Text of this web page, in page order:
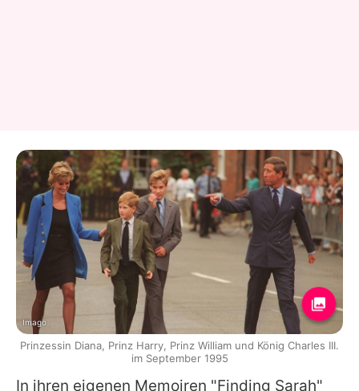
In ihren eigenen Memoiren "Finding Sarah"
Imago
Prinzessin Diana, Prinz Harry, Prinz William und König Charles III.
im September 1995